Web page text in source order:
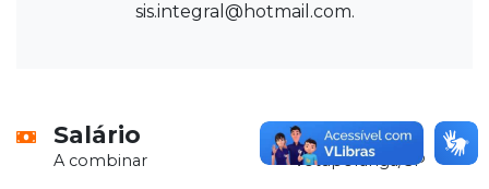
sis.integral@hotmail.com.
Salário
A combinar
Local
Votuporanga/SP